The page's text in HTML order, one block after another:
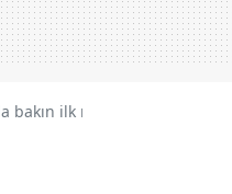
ilk ne yaptılar?